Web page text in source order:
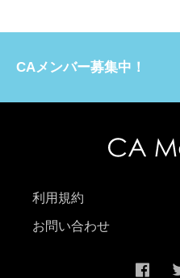
CAメンバー募集中！
利用規約
お問い合わせ